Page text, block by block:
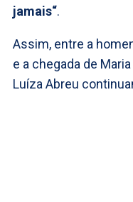
jamais“.
Assim, entre a
e a chegada de
Luíza Abreu